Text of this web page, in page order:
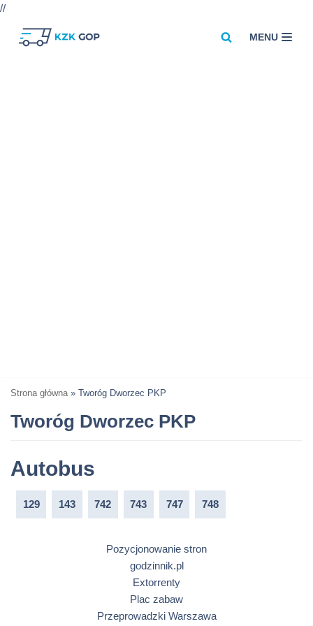
//
MENU
Strona główna » Tworóg Dworzec PKP
Tworóg Dworzec PKP
Autobus
129 143 742 743 747 748
Pozycjonowanie stron
godzinnik.pl
Extorrenty
Plac zabaw
Przeprowadzki Warszawa